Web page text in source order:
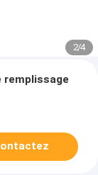
2/4
remplissage